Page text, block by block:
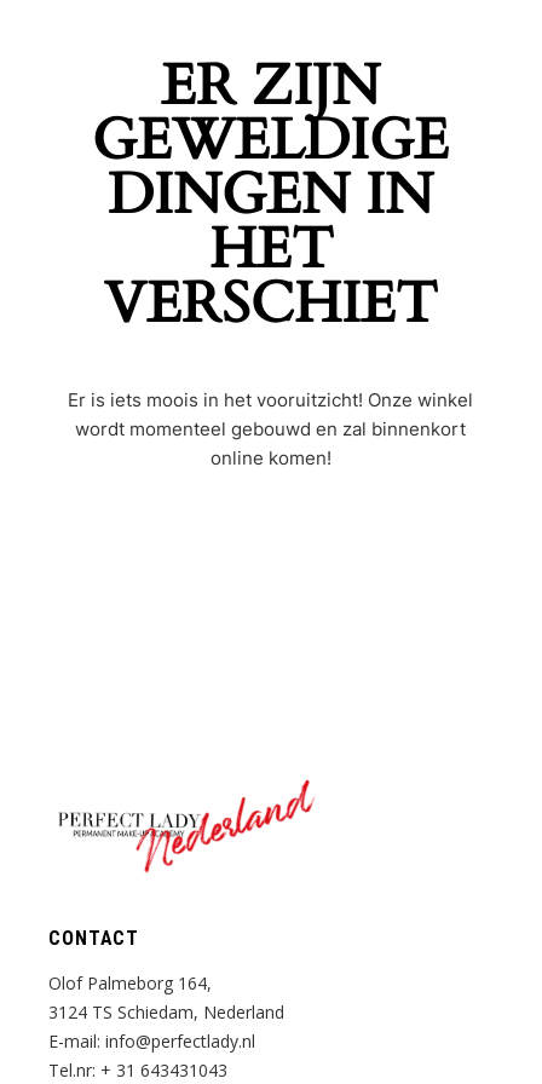
ER ZIJN
GEWELDIGE
DINGEN IN
HET
VERSCHIET
Er is iets moois in het vooruitzicht! Onze winkel
wordt momenteel gebouwd en zal binnenkort
online komen!
Nederland
CONTACT
Olof Palmeborg 164,
3124 TS Schiedam, Nederland
E-mail:info@perfectlady.nl
Tel.nr: + 31 643431043